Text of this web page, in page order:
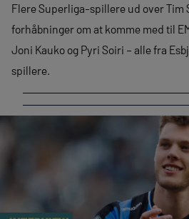
Flere Superliga-spillere ud over Tim
forhåbninger om at komme med til
Joni Kauko og Pyri Soiri – alle fra
spillere.